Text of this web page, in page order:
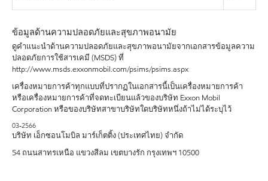
ข้อมูลด้านความปลอดภัยและสุขภาพอนามัย
ดูคำแนะนำด้านความปลอดภัยและสุขภาพอนามัยจากเอกสารข้อมูลความ
ปลอดภัยการใช้สารเคมี (MSDS) ที่
http://www.msds.exxonmobil.com/psims/psims.aspx
เครื่องหมายการค้าทุกแบบที่ปรากฏในเอกสารนี้เป็นเครื่องหมายการค้า
หรือเครื่องหมายการค้าที่จดทะเบียนแล้วของบริษัท Exxon Mobil
Corporation หรือของบริษัทสาขาบริษัทใดบริษัทหนึ่งถ้าไม่ได้ระบุไว้
03-2566
บริษัท เอ็กซอนโมบิล มาร์เก็ตติ้ง (ประเทศไทย) จำกัด
54 ถนนสาทรเหนือ แขวงสีลม เขตบางรัก กรุงเทพฯ 10500